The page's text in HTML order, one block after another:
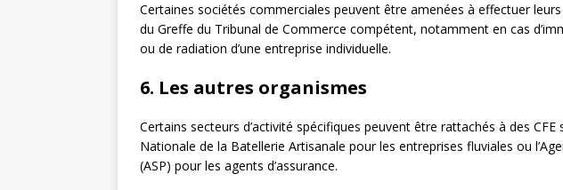
Certaines sociétés commerciales peuvent être amenées à effectuer
du Greffe du Tribunal de Commerce compétent, notamment en cas
ou de radiation d’une entreprise individuelle.
6. Les autres organismes
Certains secteurs d’activité spécifiques peuvent être rattachés à des
Nationale de la Batellerie Artisanale pour les entreprises fluviales ou
(ASP) pour les agents d’assurance.